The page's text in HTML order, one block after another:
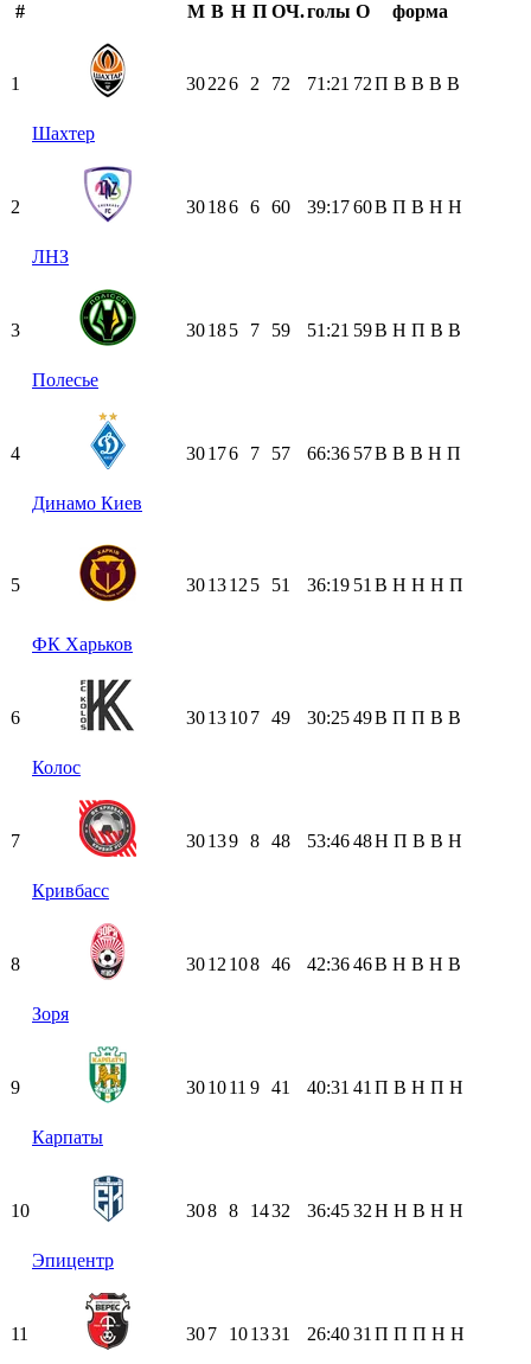
#
М В Н П ОЧ.голы О форма
1
Шахтер
30226 2 72 71:21 72П В В В В
2
ЛНЗ
30186 6 60 39:1760В П В Н Н
3
Полесье
30185 7 59 51:21 59В Н П В В
4
Динамо Киев
30176 7 57 66:36 57В В В Н П
5
ФК Харьков
301312 5 51 36:19 51 В Н Н Н П
6
Колос
3013107 49 30:2549В П П В В
7
Кривбасс
30139 8 48 53:4648Н П В В Н
8
Зоря
3012 108 46 42:3646В Н В Н В
9
Карпаты
301011 9 41 40:31 41 П В Н П Н
10
Эпицентр
308 8 1432 36:4532Н Н В Н Н
11 307 101331 26:4031 П П П Н Н